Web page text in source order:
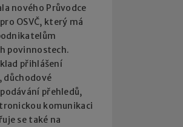
nového Průvodce
OSVČ, který má
povinnostech.
přihlášení
důchodové
přehledů,
komunikaci
se také na